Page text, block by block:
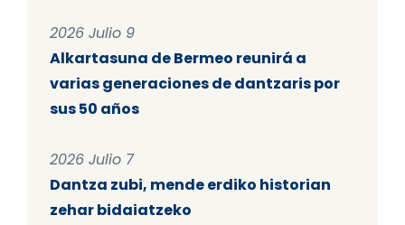
2026 Julio 9
Alkartasuna de Bermeo reunirá a
varias generaciones de dantzaris por
sus 50 años
2026 Julio 7
Dantza zubi, mende erdiko historian
zehar bidaiatzeko